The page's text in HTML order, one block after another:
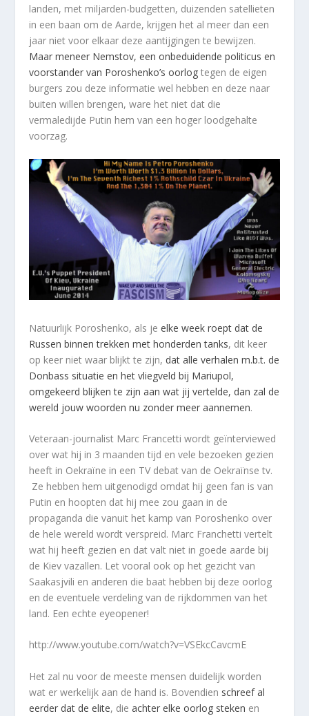
landen, met miljarden-budgetten, duizenden satellieten
in een baan om de Aarde, krijgen het al meer dan een
jaar niet voor elkaar deze aantijgingen te bewijzen.
Maar meneer Nemstov, een onbeduidende politicus en
voorstander van Poroshenko’s oorlog tegen de eigen
burgers zou deze informatie wel hebben en deze naar
buiten willen brengen, ware het niet dat die
vermaledijde Putin hem van een hoger loodgehalte
voorzag.
Natuurlijk Poroshenko, als jeelke week roept dat de
Russen binnen trekken met honderden tanks, dit keer
op keer niet waar blijkt te zijn, dat alle verhalen m.b.t. de
Donbass situatie en het vliegveld bij Mariupol,
omgekeerd blijken te zijn aan wat jij vertelde, dan zal de
wereld jouw woorden nu zonder meer aannemen.
Veteraan-journalist Marc Francetti wordt geïnterviewed
over wat hij in 3 maanden tijd en vele bezoeken gezien
heeft in Oekraïne in een TV debat van de Oekraïnse tv.
Ze hebben hem uitgenodigd omdat hij geen fan is van
Putin en hoopten dat hij mee zou gaan in de
propaganda die vanuit het kamp van Poroshenko over
de hele wereld wordt verspreid. Marc Franchetti vertelt
wat hij heeft gezien en dat valt niet in goede aarde bij
de Kiev vazallen. Let vooral ook op het gezicht van
Saakasjvili en anderen die baat hebben bij deze oorlog
en de eventuele verdeling van de rijkdommen van het
land. Een echte eyeopener!
http://www.youtube.com/watch?v=VSEkcCavcmE
Het zal nu voor de meeste mensen duidelijk worden
wat er werkelijk aan de hand is. Bovendien schreef al
eerder dat de elite, die achter elke oorlog steken en